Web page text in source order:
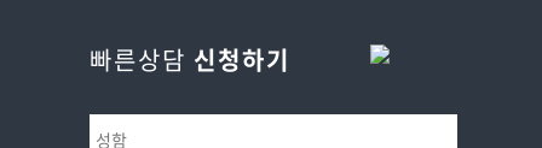
빠른상담 신청하기